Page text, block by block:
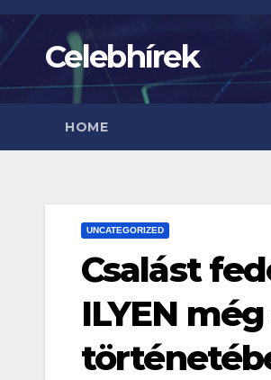
Skip
content Celebhírek
HOME
UNCATEGORIZED
Csalást
ILYEN